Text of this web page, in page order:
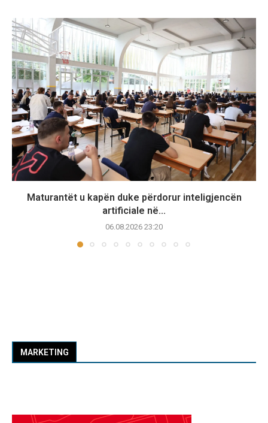
Maturantët u kapën duke përdorur inteligjencën
artificiale në...
06.08.2026 23:20
MARKETING